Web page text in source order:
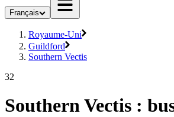
Français
Royaume-Uni
Guildford
Southern Vectis
32
Southern Vectis :